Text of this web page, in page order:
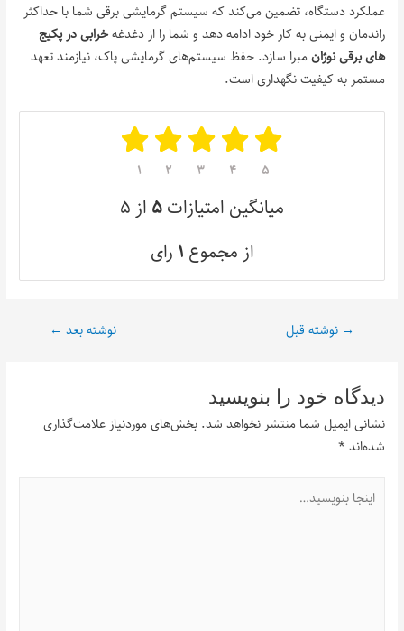
عملکرد دستگاه، تضمین می‌کند که سیستم گرمایشی برقی شما با حداکثر
راندمان و ایمنی به کار خود ادامه دهد و شما را از دغدغهخرابی در پکیج‌
های برقی نوژان مبرا سازد. حفظ سیستم‌های گرمایشی پاک، نیازمند تعهد
مستمر به کیفیت نگهداری است.
۱ ۲ ۳ ۴ ۵
میانگین امتیازات۵ از ۵
از مجموع ۱ رای
→ نوشته قبل نوشته بعد ←
دیدگاه‌ خود را بنویسید
نشانی ایمیل شما منتشر نخواهد شد. بخش‌های موردنیاز علامت‌گذاری
شده‌اند *